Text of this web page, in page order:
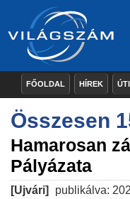
FŐOLDAL HÍREK
Összesen
Hamarosan
Pályázata
[Ujvári] publikálva: